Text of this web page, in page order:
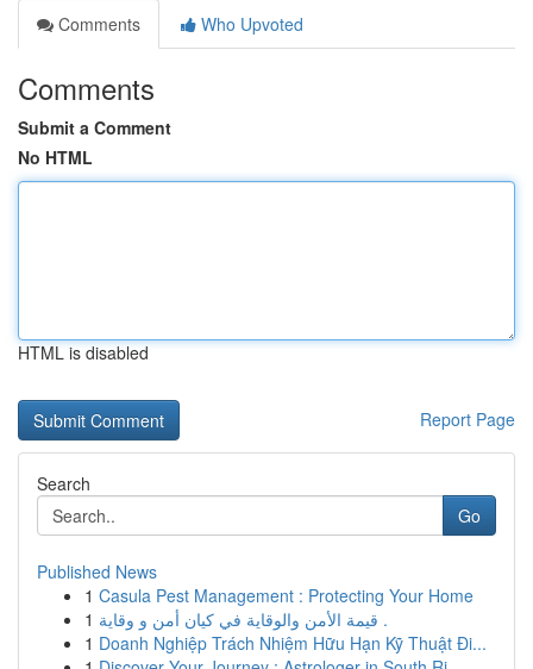
Comments
Who Upvoted
Comments
Submit a Comment
No HTML
HTML is disabled
Report Page
Search
Go
Published News
1 Casula Pest Management : Protecting Your Home
1
قيمة الأمن والوقاية في كيان أمن و وقاية .
1 Doanh Nghiệp Trách Nhiệm Hữu Hạn Kỹ Thuật Đi...